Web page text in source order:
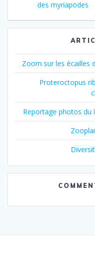
l’article
des myriapodes
Zoom sur les écailles
Proteroctopus
Reportage photos du